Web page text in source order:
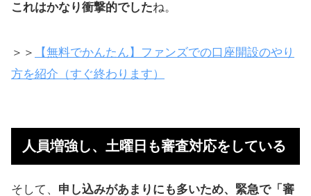
これはかなり衝撃的でしたね。
＞＞
【無料でかんたん】ファンズでの口座開設のやり
方を紹介（すぐ終わります）
人員増強し、土曜日も審査対応をしている
そして、 申し込みがあまりにも多いため、緊急で「審